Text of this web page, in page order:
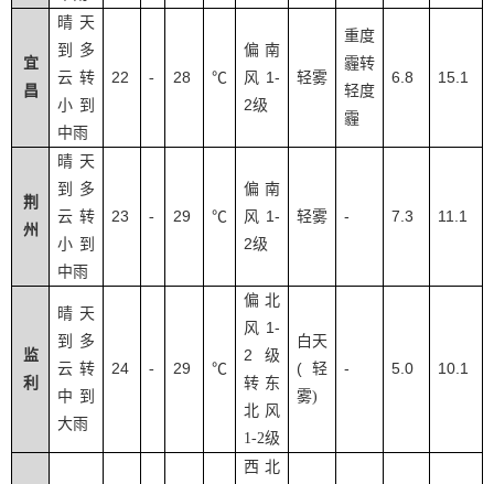
宜
昌
晴天
到多
云转
小到
中雨
22 - 28 ℃
偏南
风 1-
2级
轻雾
重度
霾转
轻度
霾
6.8 15.1
荆
州
晴天
到多
云转
小到
中雨
23 - 29 ℃
偏南
风 1-
2级
轻雾 - 7.3 11.1
监
利
晴天
到多
云转
中到
大雨
24 - 29 ℃
偏北
风 1-
2 级
转东
北风
1-2级
白天
( 轻
雾)
- 5.0 10.1
西北